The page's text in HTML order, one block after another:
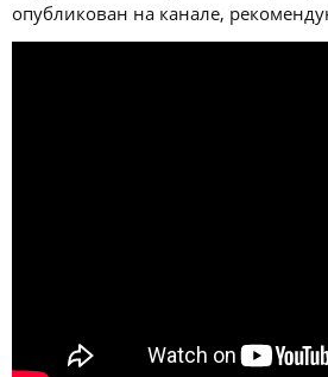
опубликован на канале,